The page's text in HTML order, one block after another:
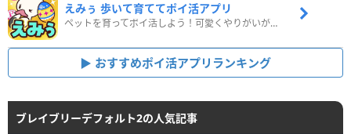
えみぅ 歩いて育ててポイ活アプリ
ペットを育ってポイ活しよう！可愛くやりがいがある新感覚アプリ
おすすめポイ活アプリランキング
ブレイブリーデフォルト2の人気記事